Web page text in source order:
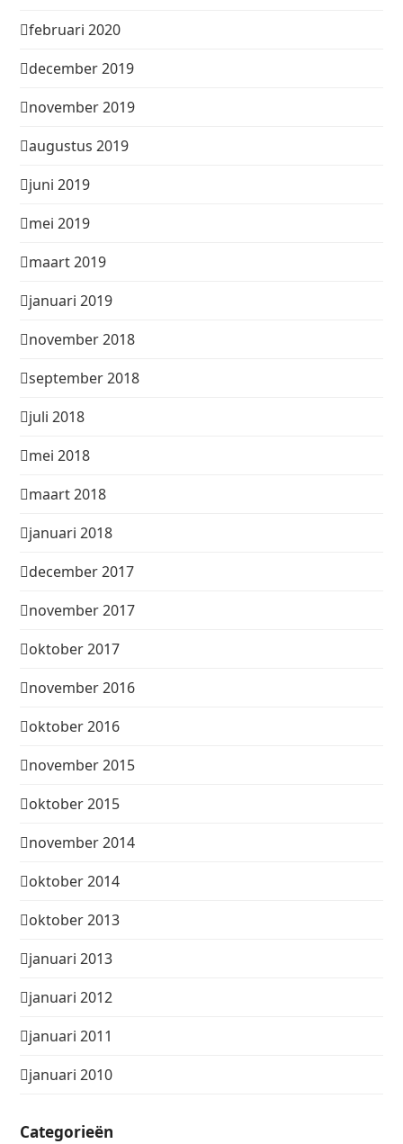
februari 2020
december 2019
november 2019
augustus 2019
juni 2019
mei 2019
maart 2019
januari 2019
november 2018
september 2018
juli 2018
mei 2018
maart 2018
januari 2018
december 2017
november 2017
oktober 2017
november 2016
oktober 2016
november 2015
oktober 2015
november 2014
oktober 2014
oktober 2013
januari 2013
januari 2012
januari 2011
januari 2010
Categorieën